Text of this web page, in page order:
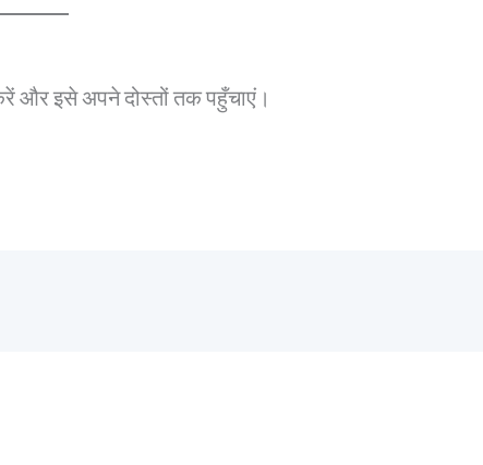
और इसे अपने दोस्तों तक पहुँचाएं।